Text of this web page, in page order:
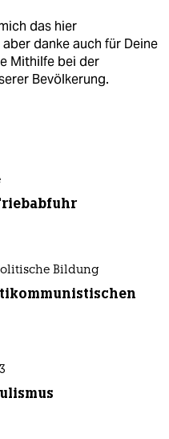
das hier
danke auch für Deine
Mithilfe bei der
Bevölkerung.
Bildung